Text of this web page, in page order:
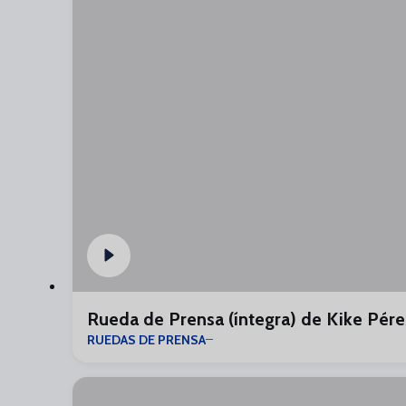
Rueda de Prensa (íntegra) de Kike
RUEDAS DE PRENSA